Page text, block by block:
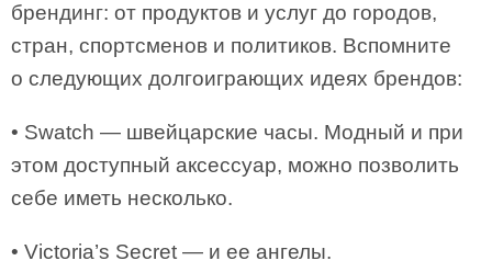
брендинг: от продуктов и услуг до городов,
стран, спортсменов и политиков. Вспомните
о следующих долгоиграющих идеях брендов:
• Swatch — швейцарские часы. Модный и при
этом доступный аксессуар, можно позволить
себе иметь несколько.
• Victoria’s Secret — и ее ангелы.